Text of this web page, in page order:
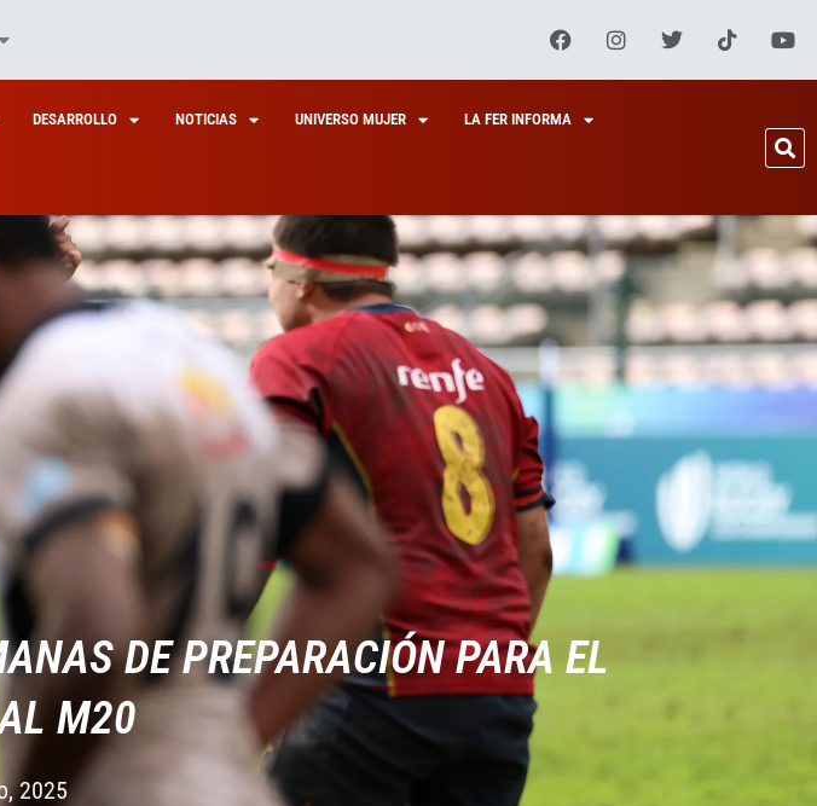
DESARROLLO NOTICIAS UNIVERSO MUJER LA FER INFORMA
DE PREPARACIÓN PARA EL
M20
2025